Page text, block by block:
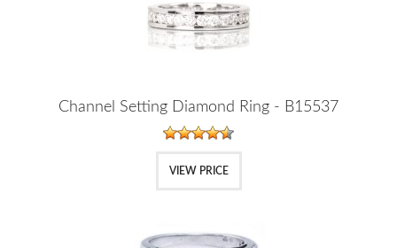
Channel Setting Diamond Ring - B15537
VIEW PRICE